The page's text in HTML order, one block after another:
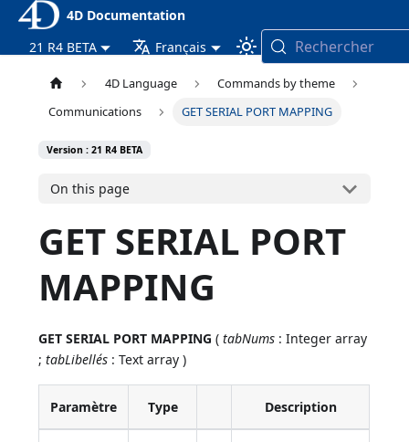
4D Documentation
21 R4 BETA
Français Rechercher
4D Language
Commands by theme
Communications
GET SERIAL PORT MAPPING
Version : 21 R4 BETA
On this page
GET SERIAL PORT
MAPPING
GET SERIAL PORT MAPPING (tabNums : Integer array
;tabLibellés : Text array )
Paramètre Type Description